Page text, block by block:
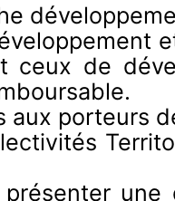
ceux de
aux porteurs